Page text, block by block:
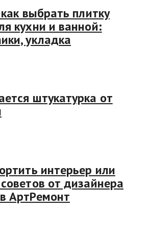
выбрать плитку
кухни и ванной:
укладка
штукатурка от
интерьер или
от дизайнера
АртРемонт